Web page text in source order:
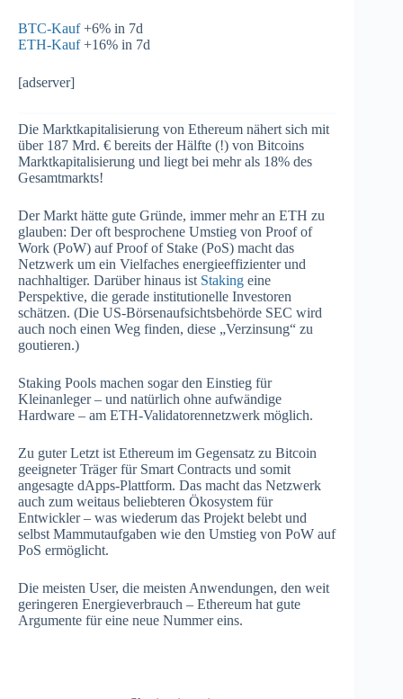
BTC-Kauf+6% in 7d
ETH-Kauf+16% in 7d
[adserver]
Die Marktkapitalisierung von Ethereum nähert sich mit
über 187 Mrd. € bereits der Hälfte (!) von Bitcoins
Marktkapitalisierung und liegt bei mehr als 18% des
Gesamtmarkts!
Der Markt hätte gute Gründe, immer mehr an ETH zu
glauben: Der oft besprochene Umstieg von Proof of
Work (PoW) auf Proof of Stake (PoS) macht das
Netzwerk um ein Vielfaches energieeffizienter und
nachhaltiger. Darüber hinaus ist Staking eine
Perspektive, die gerade institutionelle Investoren
schätzen. (Die US-Börsenaufsichtsbehörde SEC wird
auch noch einen Weg finden, diese „Verzinsung“ zu
goutieren.)
Staking Pools machen sogar den Einstieg für
Kleinanleger – und natürlich ohne aufwändige
Hardware – am ETH-Validatorennetzwerk möglich.
Zu guter Letzt ist Ethereum im Gegensatz zu Bitcoin
geeigneter Träger für Smart Contracts und somit
angesagte dApps-Plattform. Das macht das Netzwerk
auch zum weitaus beliebteren Ökosystem für
Entwickler – was wiederum das Projekt belebt und
selbst Mammutaufgaben wie den Umstieg von PoW auf
PoS ermöglicht.
Die meisten User, die meisten Anwendungen, den weit
geringeren Energieverbrauch – Ethereum hat gute
Argumente für eine neue Nummer eins.